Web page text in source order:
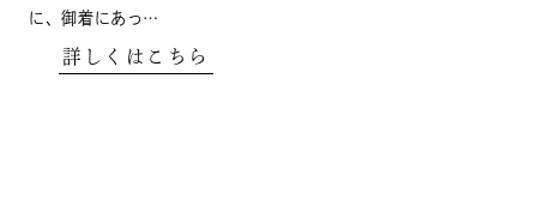
に、御着にあっ…
詳しくはこちら